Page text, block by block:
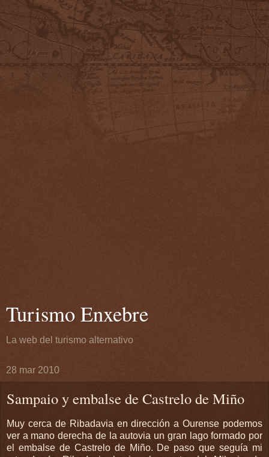
Turismo Enxebre
La web del turismo alternativo
28 mar 2010
Sampaio y embalse de Castrelo de Miño
Muy cerca de Ribadavia en dirección a Ourense podemos
ver a mano derecha de la autovia un gran lago formado por
el embalse de Castrelo de Miño. De paso que seguía mi